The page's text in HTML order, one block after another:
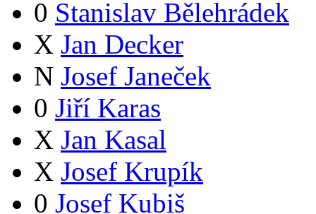
0 Stanislav Bělehrádek
X Jan Decker
N Josef Janeček
0 Jiří Karas
X Jan Kasal
X Josef Krupík
0 Josef Kubiš